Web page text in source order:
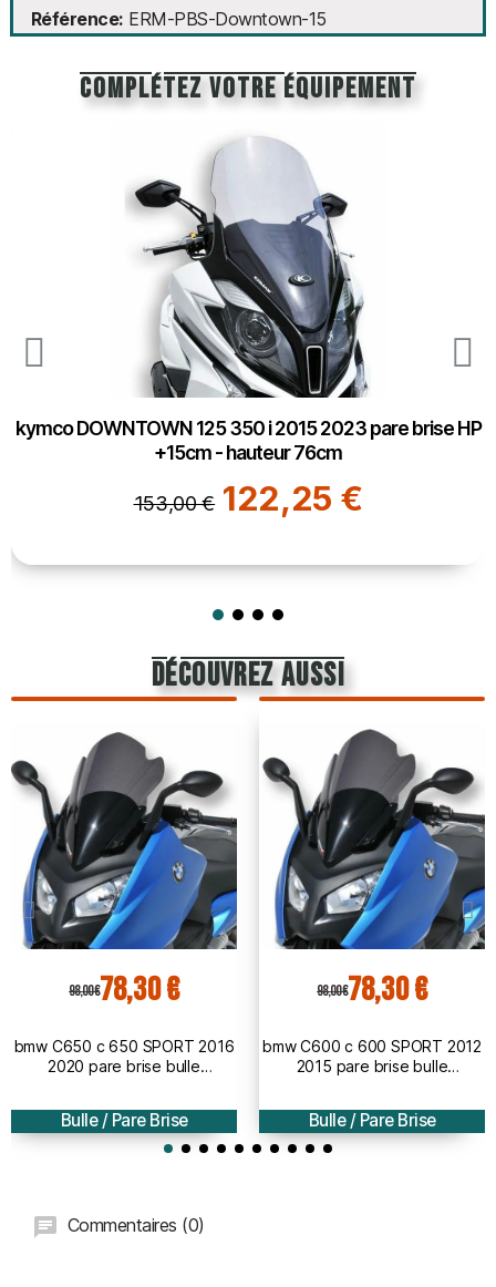
Référence ERM-PBS-Downtown-15
Complétez votre équipement
kymco DOWNTOWN 125 350 i 2015 2023 pare brise HP
+15cm - hauteur 76cm
153,00 € 122,25 €
découvrez aussi
98,00 €78,30 €
bmw C650 c 650 SPORT 2016
2020 pare brise bulle
Bulle / Pare Brise
98,00 €78,30 €
bmw C600 c 600 SPORT 2012
2015 pare brise bulle
Bulle / Pare Brise
Commentaires (0)